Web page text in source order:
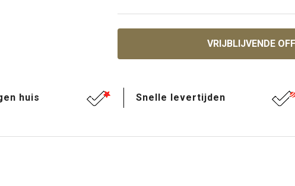
VRIJBLIJVENDE
huis Snelle levertijden